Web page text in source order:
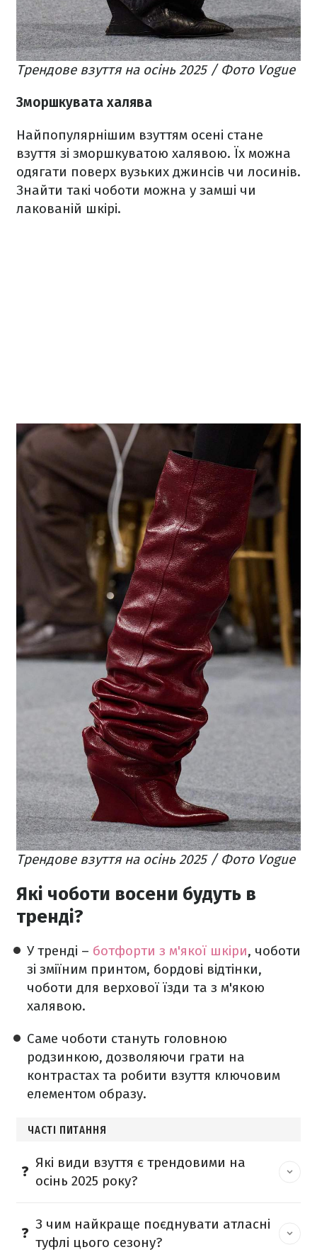
Трендове взуття на осінь 2025 / Фото Vogue
Зморшкувата халява
Найпопулярнішим взуттям осені стане
взуття зі зморшкуватою халявою. Їх можна
одягати поверх вузьких джинсів чи лосинів.
Знайти такі чоботи можна у замші чи
лакованій шкірі.
Трендове взуття на осінь 2025 / Фото Vogue
Які чоботи восени будуть в
тренді?
У тренді – ботфорти з м'якої шкіри, чоботи
зі зміїним принтом, бордові відтінки,
чоботи для верхової їзди та з м'якою
халявою.
Саме чоботи стануть головною
родзинкою, дозволяючи грати на
контрастах та робити взуття ключовим
елементом образу.
ЧАСТІ ПИТАННЯ
Які види взуття є трендовими на
осінь 2025 року?
З чим найкраще поєднувати атласні
туфлі цього сезону?